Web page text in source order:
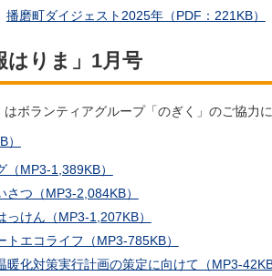
播磨町ダイジェスト2025年（PDF：221KB）
はりま」1月号
ボランティアグループ「のぎく」のご協力
（MP3-1,389KB）
さつ（MP3-2,084KB）
っけん（MP3-1,207KB）
トエコライフ（MP3-785KB）
暖化対策実行計画の策定に向けて（MP3-